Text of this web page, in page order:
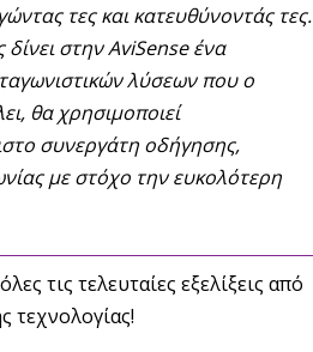
τες και κατευθύνοντάς τες.
στην AviSense ένα
λύσεων που ο
θα χρησιμοποιεί
συνεργάτη οδήγησης,
με στόχο την ευκολότερη
τις τελευταίες εξελίξεις από
τεχνολογίας!